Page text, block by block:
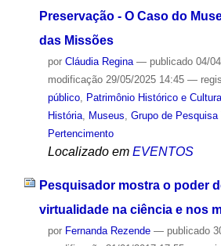
Preservação - O Caso do
das Missões
por Cláudia Regina — publicado04/
modificação29/05/2025 14:45 —
público, Patrimônio Histórico e
História, Museus, Grupo de
Pertencimento
Localizado em EVENTOS
Pesquisador mostra o poder
virtualidade na ciência e nos
por Fernanda Rezende — publicado